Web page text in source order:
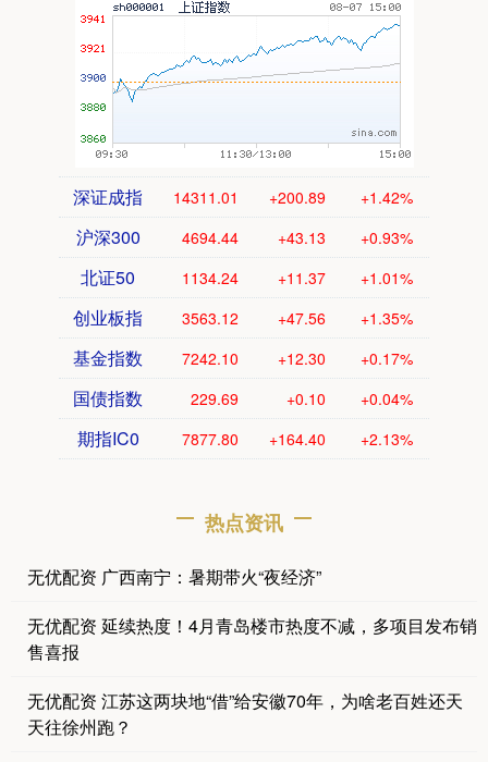
深证成指 14311.01 +200.89 +1.42%
沪深300 4694.44 +43.13 +0.93%
北证50 1134.24 +11.37 +1.01%
创业板指 3563.12 +47.56 +1.35%
基金指数 7242.10 +12.30 +0.17%
国债指数 229.69 +0.10 +0.04%
期指IC0 7877.80 +164.40 +2.13%
热点资讯
无优配资 广西南宁：暑期带火“夜经济”
无优配资 延续热度！4月青岛楼市热度不减，多项目发布销
售喜报
无优配资 江苏这两块地“借”给安徽70年，为啥老百姓还天
天往徐州跑？